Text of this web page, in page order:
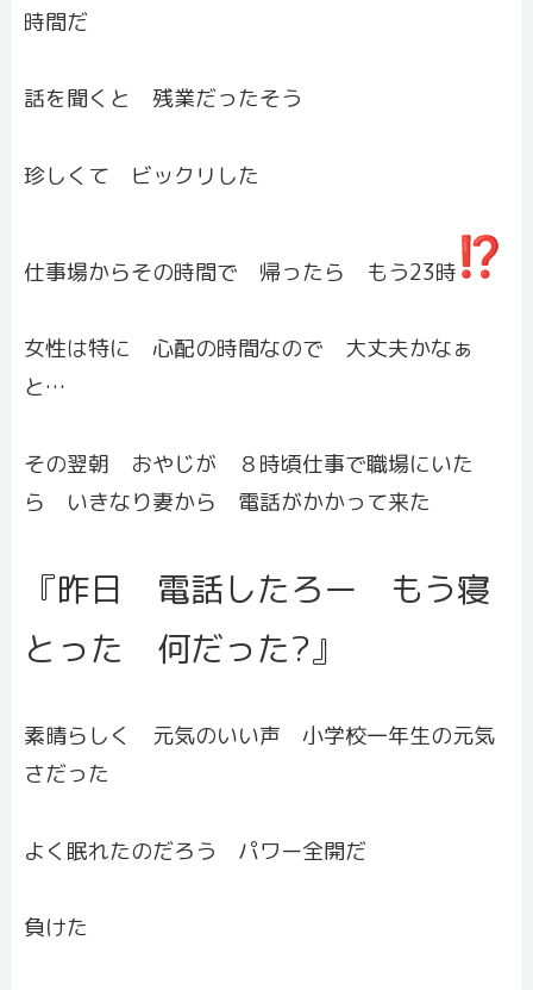
時間だ
話を聞くと 残業だったそう
珍しくて ビックリした
仕事場からその時間で 帰ったら もう23時
女性は特に 心配の時間なので 大丈夫かなぁ
と…
その翌朝 おやじが ８時頃仕事で職場にいた
ら いきなり妻から 電話がかかって来た
『昨日 電話したろー もう寝
とった 何だった?』
素晴らしく 元気のいい声 小学校一年生の元気
さだった
よく眠れたのだろう パワー全開だ
負けた